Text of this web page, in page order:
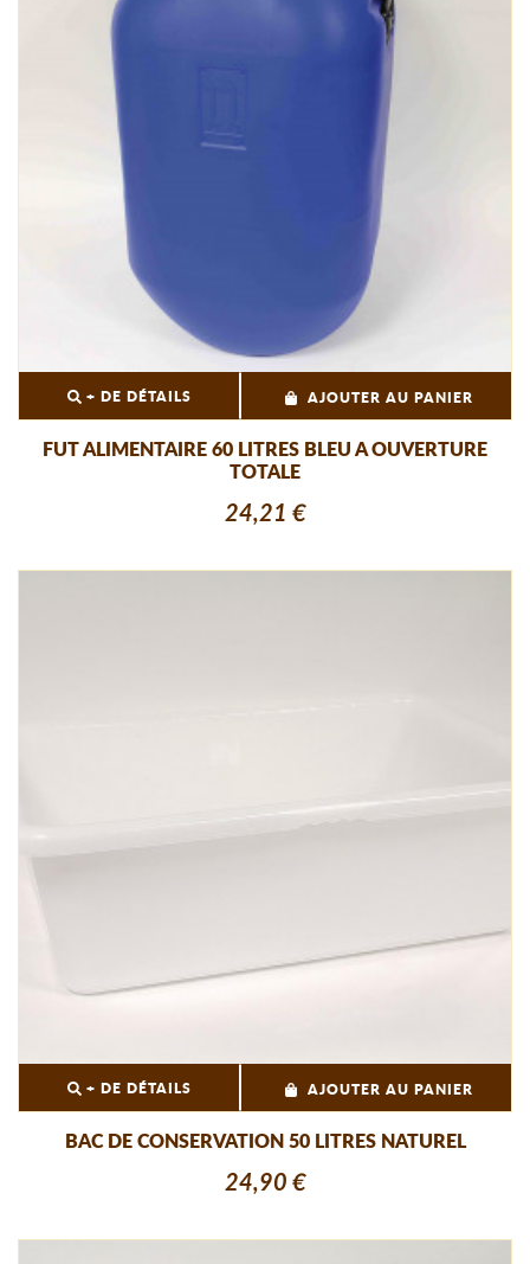
+ DE DÉTAILS AJOUTER AU PANIER
FUT ALIMENTAIRE 60 LITRES BLEU A OUVERTURE
TOTALE
24,21 €
+ DE DÉTAILS AJOUTER AU PANIER
BAC DE CONSERVATION 50 LITRES NATUREL
24,90 €